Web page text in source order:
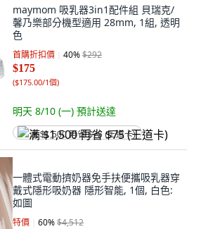
maymom 吸乳器3in1配件組 貝瑞克/
馨乃樂部分機型適用 28mm, 1組, 透明
色
首購折扣價 40%$292
$175
($175.00/1個)
明天 8/10 (一) 預計送達
满 $1,500 再省 $75 (王道卡)
一體式電動擠奶器免手扶便攜吸乳器穿
戴式隱形吸奶器 隱形智能, 1個, 白色:
如圖
特價 60%$4,512